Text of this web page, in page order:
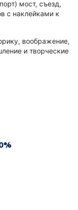
мост, съезд,
с наклейками к
воображение,
и творческие